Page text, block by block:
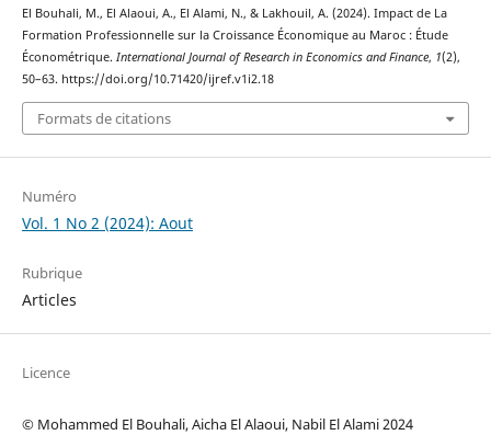
El Bouhali, M., El Alaoui, A., El Alami, N., & Lakhouil, A. (2024). Impact de La
Formation Professionnelle sur la Croissance Économique au Maroc : Étude
Économétrique. International Journal of Research in Economics and Finance, 1(2),
50–63. https://doi.org/10.71420/ijref.v1i2.18
Formats de citations
Numéro
Vol. 1 No 2 (2024): Aout
Rubrique
Articles
Licence
© Mohammed El Bouhali, Aicha El Alaoui, Nabil El Alami 2024